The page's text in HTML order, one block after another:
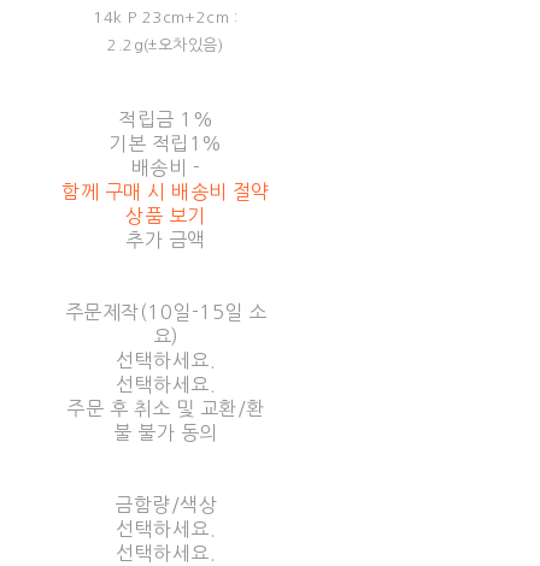
14k P 23cm+2cm :
2.2g(±오차있음)
적립금 1%
기본 적립 1%
배송비 -
함께 구매 시 배송비 절약
상품 보기
추가 금액
주문제작(10일-15일 소
요)
선택하세요.
선택하세요.
주문 후 취소 및 교환/환
불 불가 동의
금함량/색상
선택하세요.
선택하세요.